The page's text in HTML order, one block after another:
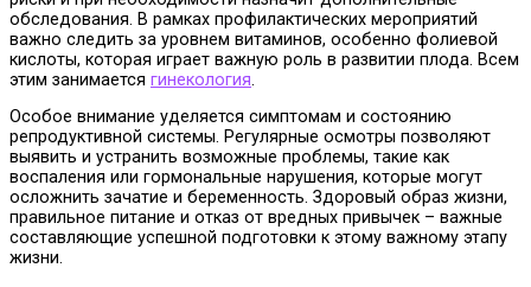
обследования. В рамках профилактических мероприятий
важно следить за уровнем витаминов, особенно фолиевой
кислоты, которая играет важную роль в развитии плода. Всем
этим занимается гинекология.
Особое внимание уделяется симптомам и состоянию
репродуктивной системы. Регулярные осмотры позволяют
выявить и устранить возможные проблемы, такие как
воспаления или гормональные нарушения, которые могут
осложнить зачатие и беременность. Здоровый образ жизни,
правильное питание и отказ от вредных привычек – важные
составляющие успешной подготовки к этому важному этапу
жизни.